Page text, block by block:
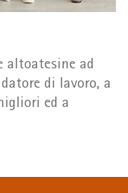
altoatesine ad
di lavoro, a
ed a